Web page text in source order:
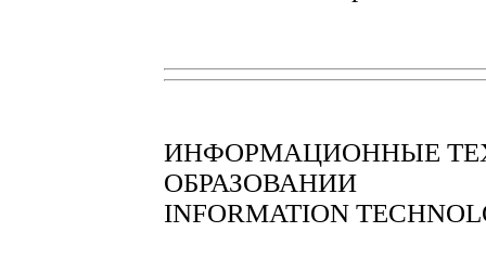
ИНФОРМАЦИОННЫЕ
ОБРАЗОВАНИИ
INFORMATION